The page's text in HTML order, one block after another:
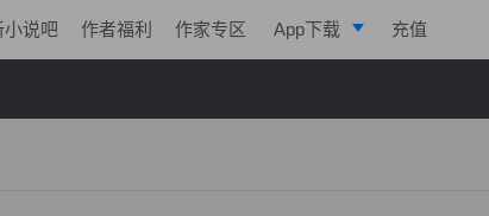
小说吧 作者福利 作家专区 App下载 充值